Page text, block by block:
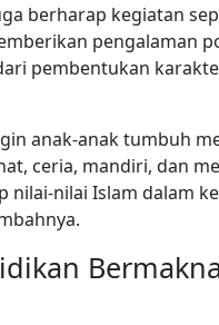
berharap kegiatan
pengalaman
pembentukan
anak-anak tumbuh
ceria, mandiri, dan
nilai-nilai Islam dalam